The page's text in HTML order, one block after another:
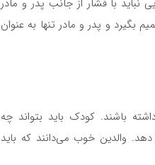
نباید با فشار از جانب پدر و مادر
بگیرد و پدر و مادر تنها به عنوان
باشند. کودک باید بتواند چه
والدین خوب می‌دانند که باید